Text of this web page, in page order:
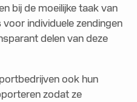
bij de moeilijke taak van
individuele zendingen
delen van deze
ook hun
zodat ze